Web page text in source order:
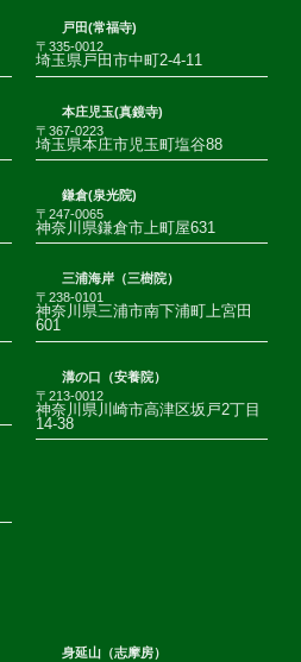
戸田(常福寺)
〒335-0012
埼玉県戸田市中町2-4-11
本庄児玉(真鏡寺)
〒367-0223
埼玉県本庄市児玉町塩谷88
鎌倉(泉光院)
〒247-0065
神奈川県鎌倉市上町屋631
三浦海岸（三樹院）
〒238-0101
神奈川県三浦市南下浦町上宮田
601
溝の口（安養院）
〒213-0012
神奈川県川崎市高津区坂戸2丁目
14-38
身延山（志摩房）